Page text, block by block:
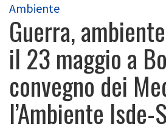
Ambiente
Guerra,
il 23 maggio a
convegno dei
l’Ambiente Isde-